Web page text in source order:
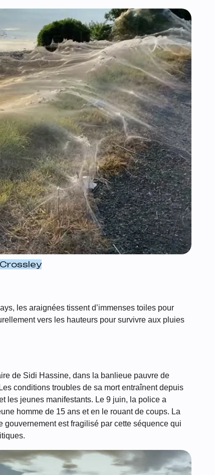
les araignées tissent d’immenses toiles pour
vers les hauteurs pour survivre aux pluies
de Sidi Hassine, dans la banlieue pauvre de
conditions troubles de sa mort entraînent depuis
les jeunes manifestants. Le 9 juin, la police a
homme de 15 ans et en le rouant de coups. La
est fragilisé par cette séquence qui